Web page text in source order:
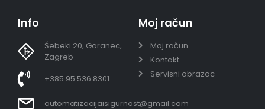
Info
Šebeki 20, Goranec,
Zagreb
+385 95 536 8301
automatizacijaisigurnost@gmail.com
Moj račun
Moj račun
Kontakt
Servisni obrazac